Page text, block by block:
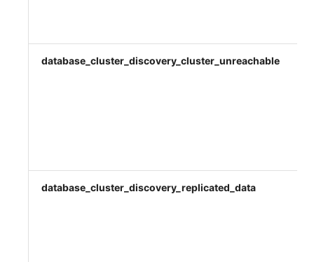
database_cluster_discovery_cluster_unreachable
database_cluster_discovery_replicated_data